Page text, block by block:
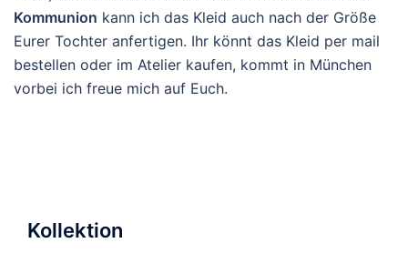
Kommunion kann ich das Kleid auch nach der Größe
Eurer Tochter anfertigen. Ihr könnt das Kleid per mail
bestellen oder im Atelier kaufen, kommt in München
vorbei ich freue mich auf Euch.
Kollektion